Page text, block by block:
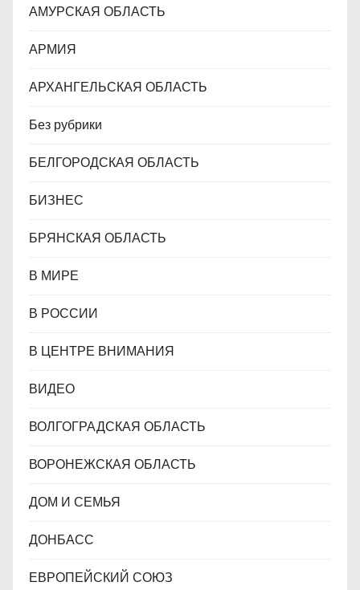
м
АМУРСКАЯ ОБЛАСТЬ
АРМИЯ
АРХАНГЕЛЬСКАЯ ОБЛАСТЬ
Без рубрики
БЕЛГОРОДСКАЯ ОБЛАСТЬ
БИЗНЕС
БРЯНСКАЯ ОБЛАСТЬ
В МИРЕ
В РОССИИ
В ЦЕНТРЕ ВНИМАНИЯ
ВИДЕО
ВОЛГОГРАДСКАЯ ОБЛАСТЬ
ВОРОНЕЖСКАЯ ОБЛАСТЬ
ДОМ И СЕМЬЯ
ДОНБАСС
ЕВРОПЕЙСКИЙ СОЮЗ